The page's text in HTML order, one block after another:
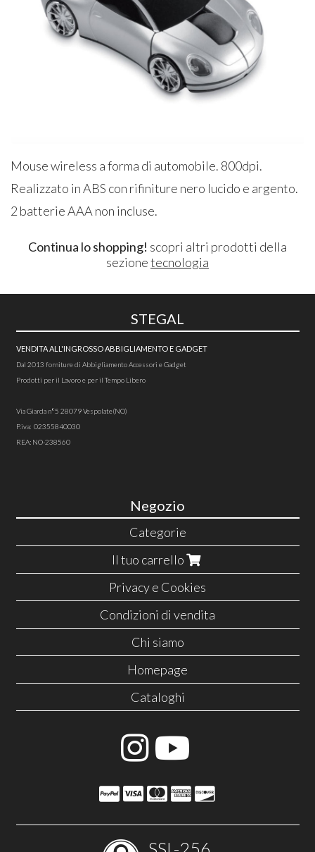
Mouse wireless a forma di automobile. 800dpi.
Realizzato in ABS con rifiniture nero lucido e argento.
2 batterie AAA non incluse.
Continua lo shopping! scopri altri prodotti della
sezionetecnologia
STEGAL
VENDITA ALL'INGROSSO ABBIGLIAMENTO E GADGET
Dal 2013 forniture di Abbigliamento Accessori e Gadget
Prodotti per il Lavoro e per il Tempo Libero
Via Giarda n°5 28079 Vespolate(NO)
P.iva: 02355840030
REA: NO-238560
Negozio
Categorie
Il tuo carrello
Privacy e Cookies
Condizioni di vendita
Chi siamo
Homepage
Cataloghi